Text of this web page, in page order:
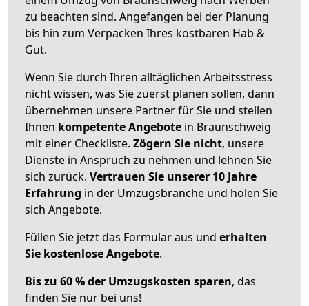
zu beachten sind. Angefangen bei der Planung
bis hin zum Verpacken Ihres kostbaren Hab &
Gut.
Wenn Sie durch Ihren alltäglichen Arbeitsstress
nicht wissen, was Sie zuerst planen sollen, dann
übernehmen unsere Partner für Sie und stellen
Ihnen kompetente Angebote in Braunschweig
mit einer Checkliste. Zögern Sie nicht, unsere
Dienste in Anspruch zu nehmen und lehnen Sie
sich zurück. Vertrauen Sie unserer 10 Jahre
Erfahrung in der Umzugsbranche und holen Sie
sich Angebote.
Füllen Sie jetzt das Formular aus und erhalten
Sie kostenlose Angebote.
Bis zu 60 % der Umzugskosten sparen, das
finden Sie nur bei uns!